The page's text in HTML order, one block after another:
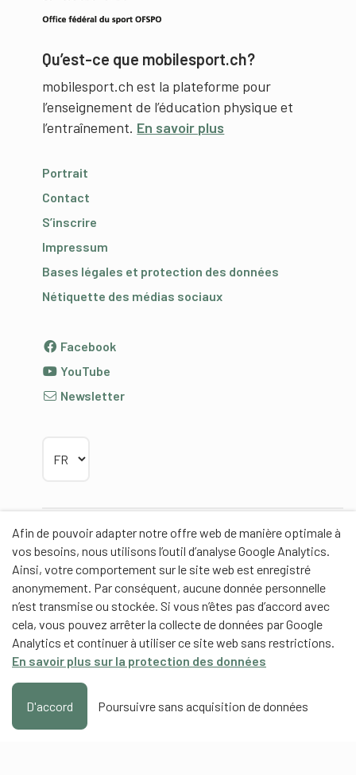
Afin de pouvoir adapter notre offre web de manière optimale à
vos besoins, nous utilisons l’outil d’analyse Google Analytics.
Ainsi, votre comportement sur le site web est enregistré
anonymement. Par conséquent, aucune donnée personnelle
n’est transmise ou stockée. Si vous n’êtes pas d’accord avec
cela, vous pouvez arrêter la collecte de données par Google
Analytics et continuer à utiliser ce site web sans restrictions.
En savoir plus sur la protection des données
D'accord Poursuivre sans acquisition de données
Qu’est-ce que mobilesport.ch?
mobilesport.ch est la plateforme pour
l’enseignement de l’éducation physique et
l’entraînement. En savoir plus
Portrait
Contact
S’inscrire
Impressum
Bases légales et protection des données
Nétiquette des médias sociaux
Facebook
YouTube
Newsletter
Partenaires
Partenaires de contenus
Haute école fédérale de sport de Macolin HEFSM